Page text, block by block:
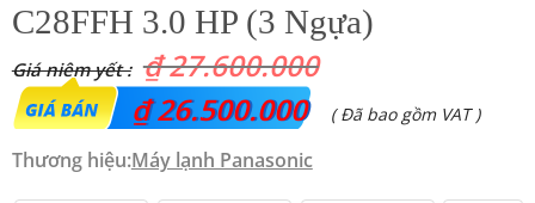
C28FFH 3.0 HP (3 Ngựa)
₫27.600.000
Giá
gốc
₫26.500.000
Giá
( Đã bao gồm VAT )
Thương hiệu:Máy lạnh Panasonic